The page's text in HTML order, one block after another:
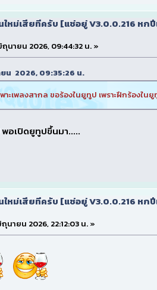
ใหม่เสียทีครับ [แช่อยู่ V3.0.0.216 หก
นายน 2026, 09:44:32 น. »
ยน 2026, 09:35:26 น.
าะเพลงสากล ขอร้องในยูทูป เพราะฝึกร้องใน
อเปิดยูทูปขึ้นมา.....
ใหม่เสียทีครับ [แช่อยู่ V3.0.0.216 หก
นายน 2026, 22:12:03 น. »